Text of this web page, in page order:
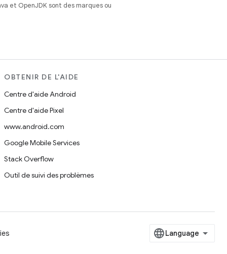
et OpenJDK sont des marques ou
OBTENIR DE L'AIDE
Centre d'aide Android
Centre d'aide Pixel
www.android.com
Google Mobile Services
Stack Overflow
Outil de suivi des problèmes